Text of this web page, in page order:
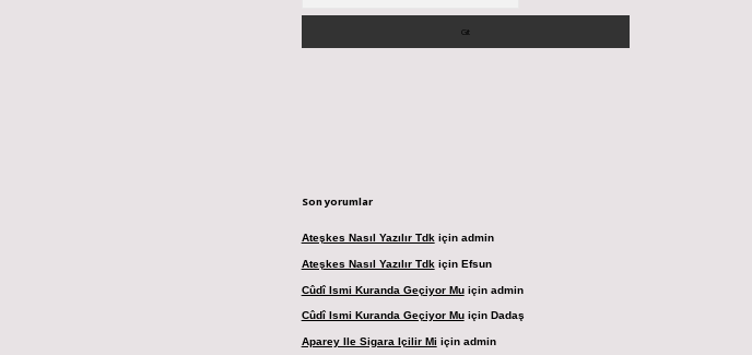
Son yorumlar
Ateşkes Nasıl Yazılır Tdkiçin admin
Ateşkes Nasıl Yazılır Tdk için Efsun
Cûdî Ismi Kuranda Geçiyor Muiçin admin
Cûdî Ismi Kuranda Geçiyor Muiçin Dadaş
Aparey Ile Sigara Içilir Mi için admin